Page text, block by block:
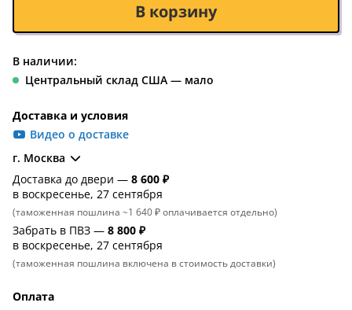
В корзину
В наличии:
Центральный склад США — мало
Доставка и условия
Видео о доставке
г. Москва
Доставка до двери — 8 600 ₽
в воскресенье, 27 сентября
(таможенная пошлина ~1 640 ₽ оплачивается отдельно)
Забрать в ПВЗ — 8 800 ₽
в воскресенье, 27 сентября
(таможенная пошлина включена в стоимость доставки)
Оплата